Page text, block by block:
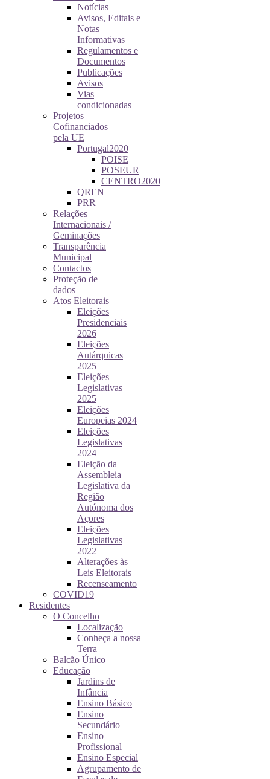
Notícias
Avisos, Editais e
Notas
Informativas
Regulamentos e
Documentos
Publicações
Avisos
Vias
condicionadas
Projetos
Cofinanciados
pela UE
Portugal2020
POISE
POSEUR
CENTRO2020
QREN
PRR
Relações
Internacionais /
Geminações
Transparência
Municipal
Contactos
Proteção de
dados
Atos Eleitorais
Eleições
Presidenciais
2026
Eleições
Autárquicas
2025
Eleições
Legislativas
2025
Eleições
Europeias 2024
Eleições
Legislativas
2024
Eleição da
Assembleia
Legislativa da
Região
Autónoma dos
Açores
Eleições
Legislativas
2022
Alterações às
Leis Eleitorais
Recenseamento
COVID19
Residentes
O Concelho
Localização
Conheça a nossa
Terra
Balcão Único
Educação
Jardins de
Infância
Ensino Básico
Ensino
Secundário
Ensino
Profissional
Ensino Especial
Agrupamento de